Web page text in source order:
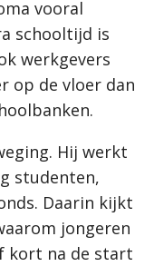
vooral
schooltijd is
werkgevers
op de vloer dan
Hij werkt
studenten,
Daarin kijkt
jongeren
kort na de start